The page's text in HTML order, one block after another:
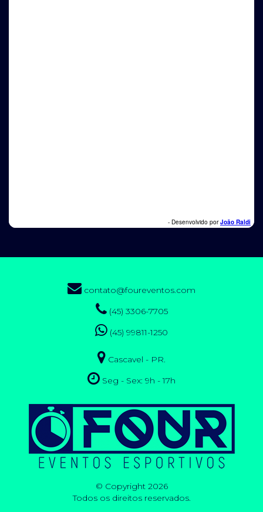
contato@foureventos.com
(45) 3306-7705
(45) 99811-1250
Cascavel - PR.
Seg - Sex: 9h - 17h
© Copyright 2026
Todos os direitos reservados.